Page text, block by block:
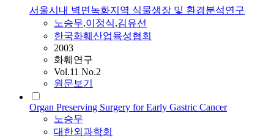
서울시내 벽면녹화지역 식물생장 및 환경분석연구
노승무,이정식,김유선
한국화훼산업육성협회
2003
화훼연구
Vol.11 No.2
원문보기
Organ Preserving Surgery for Early Gastric Cancer
노승무
대한외과학회